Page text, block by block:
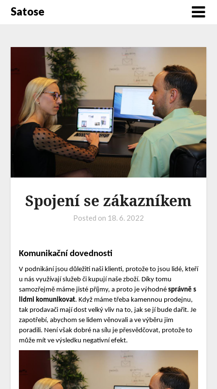
Satose
Spojení se zákazníkem
Posted on 18. 6. 2022
Komunikační dovednosti
V podnikání jsou důležití naši klienti, protože to jsou lidé, kteří
u nás využívají služeb či kupují naše zboží. Díky tomu
samozřejmě máme jisté příjmy, a proto je výhodné správně s
lidmi komunikovat. Když máme třeba kamennou prodejnu,
tak prodavači mají dost velký vliv na to, jak se jí bude dařit. Je
zapotřebí, abychom se lidem věnovali a ve výběru jim
poradili. Není však dobré na sílu je přesvědčovat, protože to
může mít ve výsledku negativní efekt.